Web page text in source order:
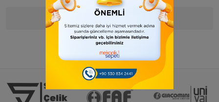
(0)